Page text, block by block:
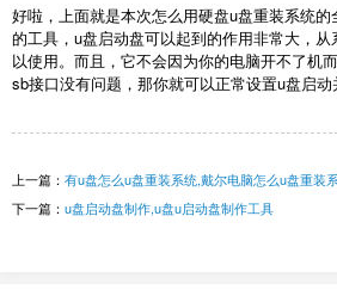
好啦，上面就是本次怎么用硬盘u盘重装系统
的工具，u盘启动盘可以起到的作用非常大，
以使用。而且，它不会因为你的电脑开不了机
sb接口没有问题，那你就可以正常设置u盘启动
上一篇： 有u盘怎么u盘重装系统,戴尔电脑怎么u盘重装
下一篇： u盘启动盘制作,u盘u启动盘制作工具